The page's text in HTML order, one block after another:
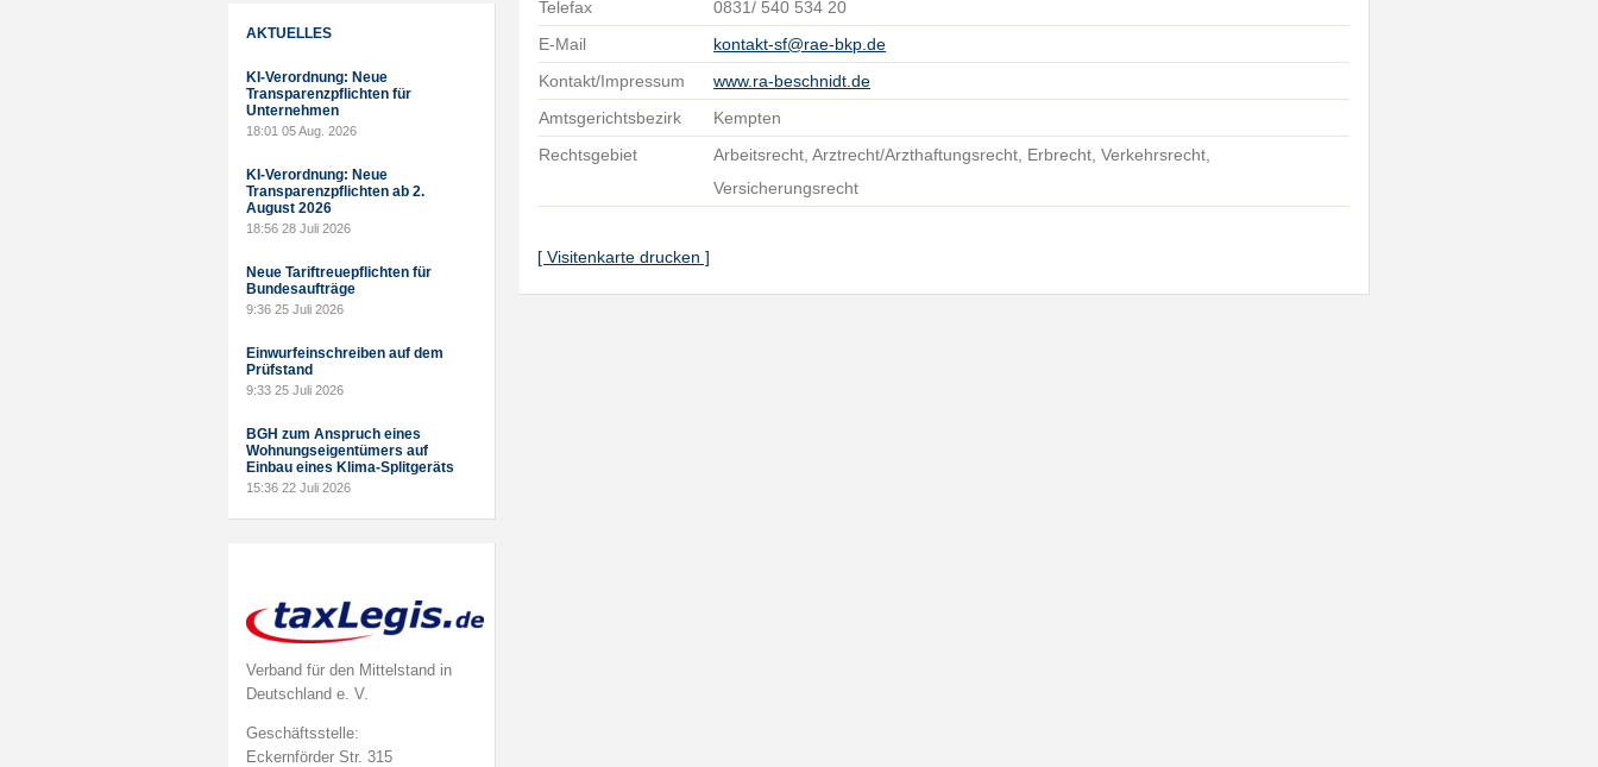
AKTUELLES
KI-Verordnung: Neue
Transparenzpflichten für
Unternehmen
18:01 05 Aug. 2026
KI-Verordnung: Neue
Transparenzpflichten ab 2.
August 2026
18:56 28 Juli 2026
Neue Tariftreuepflichten für
Bundesaufträge
9:36 25 Juli 2026
Einwurfeinschreiben auf dem
Prüfstand
9:33 25 Juli 2026
BGH zum Anspruch eines
Wohnungseigentümers auf
Einbau eines Klima-Splitgeräts
15:36 22 Juli 2026
Verband für den Mittelstand in
Deutschland e. V.
Geschäftsstelle:
Eckernförder Str. 315
Telefax
0831/ 540 534 20
E-Mail
kontakt-sf@rae-bkp.de
Kontakt/Impressum
www.ra-beschnidt.de
Amtsgerichtsbezirk
Kempten
Rechtsgebiet
Arbeitsrecht, Arztrecht/Arzthaftungsrecht, Erbrecht, Verkehrsrecht,
Versicherungsrecht
[ Visitenkarte drucken ]